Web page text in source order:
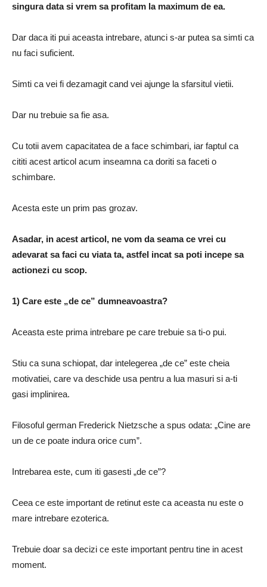
singura data si vrem sa profitam la maximum de ea.
Dar daca iti pui aceasta intrebare, atunci s-ar putea sa simti ca
nu faci suficient.
Simti ca vei fi dezamagit cand vei ajunge la sfarsitul vietii.
Dar nu trebuie sa fie asa.
Cu totii avem capacitatea de a face schimbari, iar faptul ca
cititi acest articol acum inseamna ca doriti sa faceti o
schimbare.
Acesta este un prim pas grozav.
Asadar, in acest articol, ne vom da seama ce vrei cu
adevarat sa faci cu viata ta, astfel incat sa poti incepe sa
actionezi cu scop.
1) Care este „de ce” dumneavoastra?
Aceasta este prima intrebare pe care trebuie sa ti-o pui.
Stiu ca suna schiopat, dar intelegerea „de ce” este cheia
motivatiei, care va deschide usa pentru a lua masuri si a-ti
gasi implinirea.
Filosoful german Frederick Nietzsche a spus odata: „Cine are
un de ce poate indura orice cum”.
Intrebarea este, cum iti gasesti „de ce”?
Ceea ce este important de retinut este ca aceasta nu este o
mare intrebare ezoterica.
Trebuie doar sa decizi ce este important pentru tine in acest
moment.